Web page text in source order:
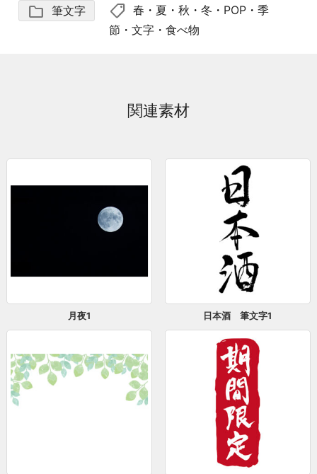
folder 筆文字 shoppingmode 春 ・ 夏 ・秋 ・冬 ・ POP ・季
節 ・文字 ・食べ物
関連素材
月夜1 日本酒 筆文字1